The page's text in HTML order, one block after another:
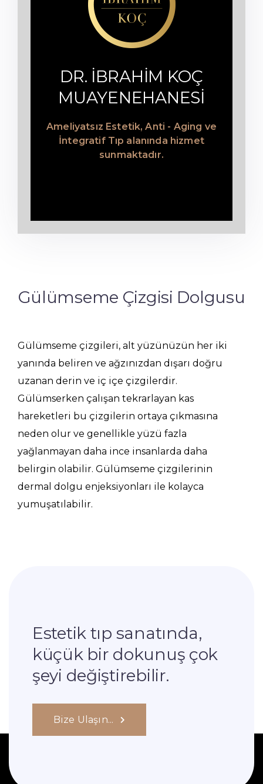
DR. İBRAHİM KOÇ
MUAYENEHANESİ
Ameliyatsız Estetik, Anti - Aging ve
İntegratif Tıp alanında hizmet
sunmaktadır.
Gülümseme Çizgisi Dolgusu
Gülümseme çizgileri, alt yüzünüzün her iki
yanında beliren ve ağzınızdan dışarı doğru
uzanan derin ve iç içe çizgilerdir.
Gülümserken çalışan tekrarlayan kas
hareketleri bu çizgilerin ortaya çıkmasına
neden olur ve genellikle yüzü fazla
yağlanmayan daha ince insanlarda daha
belirgin olabilir. Gülümseme çizgilerinin
dermal dolgu enjeksiyonları ile kolayca
yumuşatılabilir.
Estetik tıp sanatında,
küçük bir dokunuş çok
şeyi değiştirebilir.
Bize Ulaşın...